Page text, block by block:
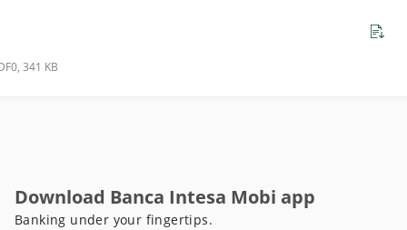
341 KB
Download Banca Intesa Mobi app
Banking under your fingertips.